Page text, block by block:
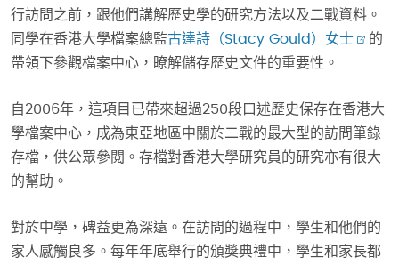
行訪問之前，跟他們講解歷史學的研究方法以及二戰資料。
同學在香港大學檔案總監古達詩（Stacy Gould）女士
的
帶領下參觀檔案中心，瞭解儲存歷史文件的重要性。
自2006年，這項目已帶來超過250段口述歷史保存在香港大
學檔案中心，成為東亞地區中關於二戰的最大型的訪問筆錄
存檔，供公眾參閱。存檔對香港大學研究員的研究亦有很大
的幫助。
對於中學，碑益更為深遠。在訪問的過程中，學生和他們的
家人感觸良多。每年年底舉行的頒獎典禮中，學生和家長都